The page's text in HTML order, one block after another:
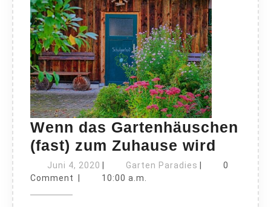
Wenn das Gartenhäuschen
(fast) zum Zuhause wird Wenn
das
Juni 4, 2020 Juni
4,
Garten Paradies Garten
0
Comment
10:00 a.m.